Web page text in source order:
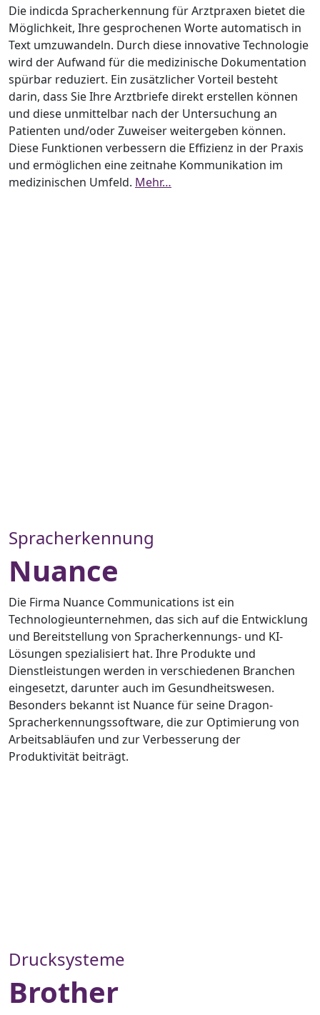
Die indicda Spracherkennung für Arztpraxen bietet die
Möglichkeit, Ihre gesprochenen Worte automatisch in
Text umzuwandeln. Durch diese innovative Technologie
wird der Aufwand für die medizinische Dokumentation
spürbar reduziert. Ein zusätzlicher Vorteil besteht
darin, dass Sie Ihre Arztbriefe direkt erstellen können
und diese unmittelbar nach der Untersuchung an
Patienten und/oder Zuweiser weitergeben können.
Diese Funktionen verbessern die Effizienz in der Praxis
und ermöglichen eine zeitnahe Kommunikation im
medizinischen Umfeld. Mehr…
Spracherkennung
Nuance
Die Firma Nuance Communications ist ein
Technologieunternehmen, das sich auf die Entwicklung
und Bereitstellung von Spracherkennungs- und KI-
Lösungen spezialisiert hat. Ihre Produkte und
Dienstleistungen werden in verschiedenen Branchen
eingesetzt, darunter auch im Gesundheitswesen.
Besonders bekannt ist Nuance für seine Dragon-
Spracherkennungssoftware, die zur Optimierung von
Arbeitsabläufen und zur Verbesserung der
Produktivität beiträgt.
Drucksysteme
Brother